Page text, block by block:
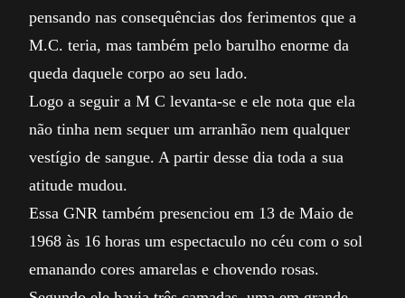
pensando nas consequências dos ferimentos que a
M.C. teria, mas também pelo barulho enorme da
queda daquele corpo ao seu lado.
Logo a seguir a M C levanta-se e ele nota que ela
não tinha nem sequer um arranhão nem qualquer
vestígio de sangue. A partir desse dia toda a sua
atitude mudou.
Essa GNR também presenciou em 13 de Maio de
1968 às 16 horas um espectaculo no céu com o sol
emanando cores amarelas e chovendo rosas.